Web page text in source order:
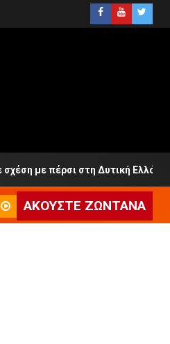
πέρσι στη Δυτική Ελλάδα
ΑΚΟΎΣΤΕ ΖΩΝΤΑΝΆ